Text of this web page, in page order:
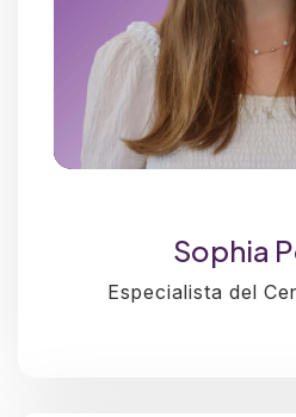
Sophia
Especialista del